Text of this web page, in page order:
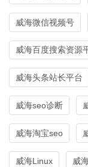
威海微信视频号
威海百度搜索资源
威海头条站长平台
威海seo诊断
威海淘宝seo
威海Linux 威